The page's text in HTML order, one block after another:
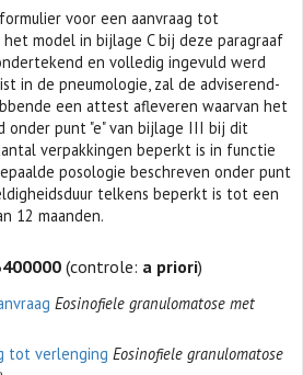
voor een aanvraag tot
model in bijlage C bij deze paragraaf
en volledig ingevuld werd
in de pneumologie, zal de adviserend-
een attest afleveren waarvan het
onder punt "e" van bijlage III bij dit
verpakkingen beperkt is in functie
posologie beschreven onder punt
telkens beperkt is tot een
12 maanden.
(controle: a priori)
Eosinofiele granulomatose met
tot verlenging Eosinofiele granulomatose